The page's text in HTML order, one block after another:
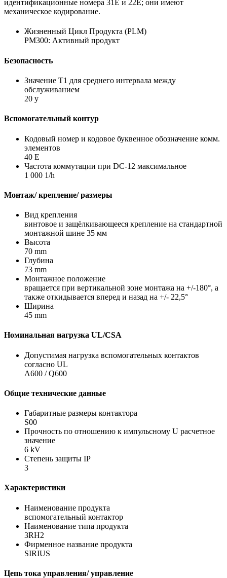
идентификационные номера 31E и 22E; они имеют
механическое кодирование.
Жизненный Цикл Продукта (PLM)
PM300: Активный продукт
Безопасность
Значение Т1 для среднего интервала между
обслуживанием
20 y
Вспомогательный контур
Кодовый номер и кодовое буквенное обозначение комм.
элементов
40 E
Частота коммутации при DC-12 максимальное
1 000 1/h
Монтаж/ крепление/ размеры
Вид крепления
винтовое и защёлкивающееся крепление на стандартной
монтажной шине 35 мм
Высота
70 mm
Глубина
73 mm
Монтажное положение
вращается при вертикальной зоне монтажа на +/-180°, а
также откидывается вперед и назад на +/- 22,5°
Ширина
45 mm
Номинальная нагрузка UL/CSA
Допустимая нагрузка вспомогательных контактов
согласно UL
A600 / Q600
Общие технические данные
Габаритные размеры контактора
S00
Прочность по отношению к импульсному U расчетное
значение
6 kV
Степень защиты IP
3
Характеристики
Наименование продукта
вспомогательный контактор
Наименование типа продукта
3RH2
Фирменное название продукта
SIRIUS
Цепь тока управления/ управление